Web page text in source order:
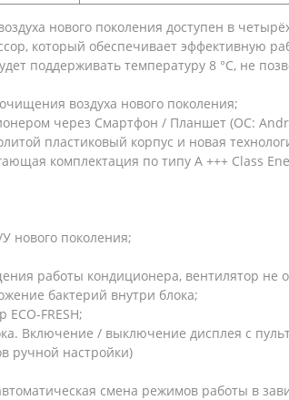
нового поколения доступен в
который обеспечивает эффективную
поддерживать температуру 8 °C, не
воздуха нового поколения;
через Смартфон / Планшет (ОС:
пластиковый корпус и новая
комплектация по типу A +++ Class
нового поколения;
работы кондиционера, вентилятор не
бактерий внутри блока;
ЕСО-FRESH;
Включение / выключение дисплея с
ручной настройки)
смена режимов работы в